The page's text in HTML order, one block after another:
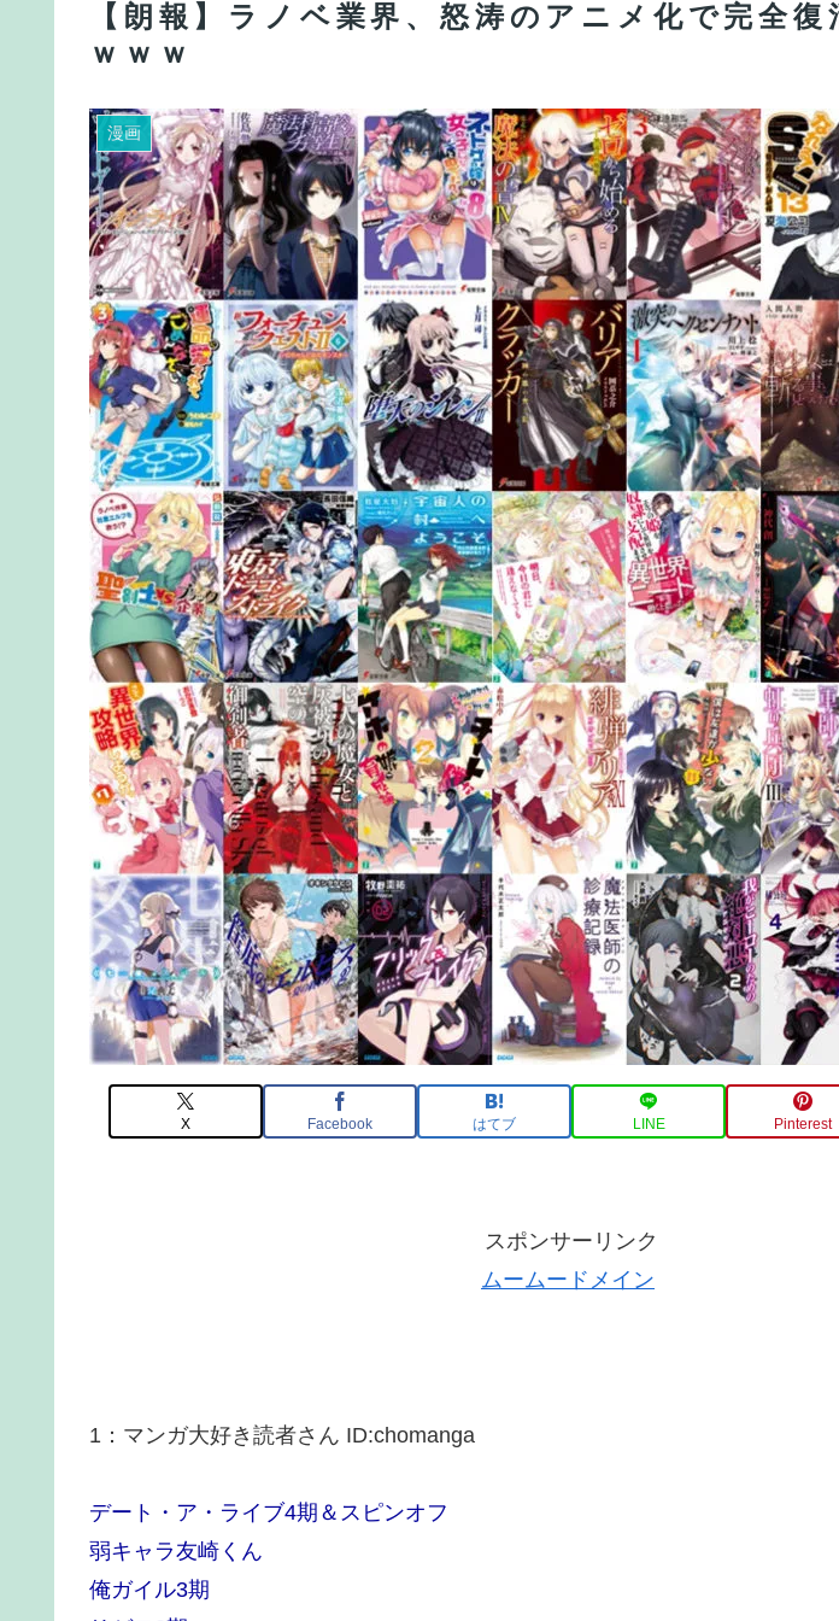
【朗報】ラノベ業界、怒涛のアニメ化で完全復
ｗｗｗ
漫画
X Facebook はてブ LINE Pinterest
スポンサーリンク
ムームードメイン
1 ： マンガ大好き読者さん ID:chomanga
デート・ア・ライブ4期＆スピンオフ
弱キャラ友崎くん
俺ガイル3期